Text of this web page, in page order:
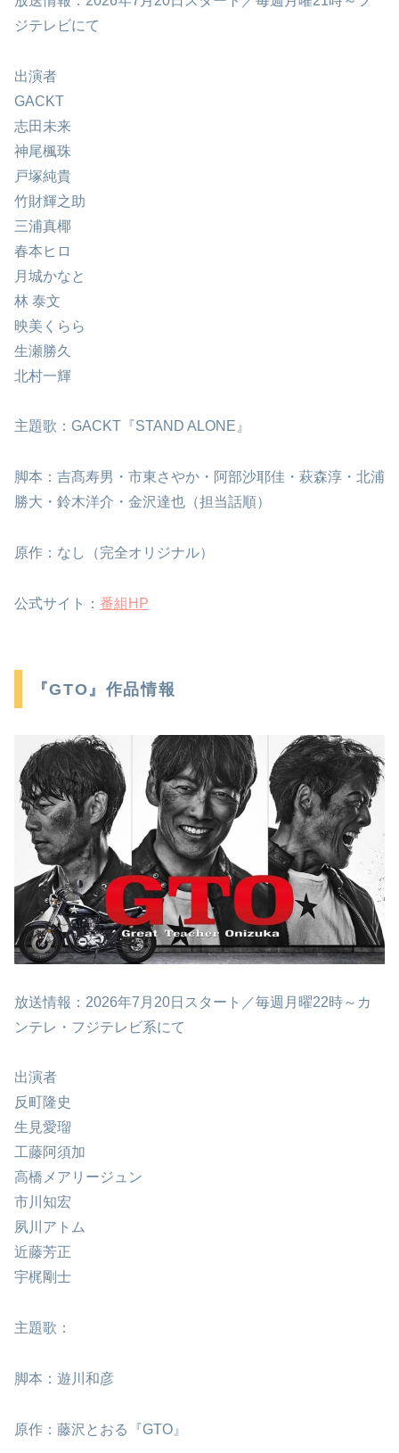
ジテレビにて
出演者
GACKT
志田未来
神尾楓珠
戸塚純貴
竹財輝之助
三浦真椰
春本ヒロ
月城かなと
林 泰文
映美くらら
生瀬勝久
北村一輝
主題歌：GACKT『STAND ALONE』
脚本：吉髙寿男・市東さやか・阿部沙耶佳・萩森淳・北浦
勝大・鈴木洋介・金沢達也（担当話順）
原作：なし（完全オリジナル）
公式サイト： 番組HP
『GTO』作品情報
放送情報：2026年7月20日スタート／毎週月曜22時～カ
ンテレ・フジテレビ系にて
出演者
反町隆史
生見愛瑠
工藤阿須加
高橋メアリージュン
市川知宏
夙川アトム
近藤芳正
宇梶剛士
主題歌：
脚本：遊川和彦
原作：藤沢とおる『GTO』